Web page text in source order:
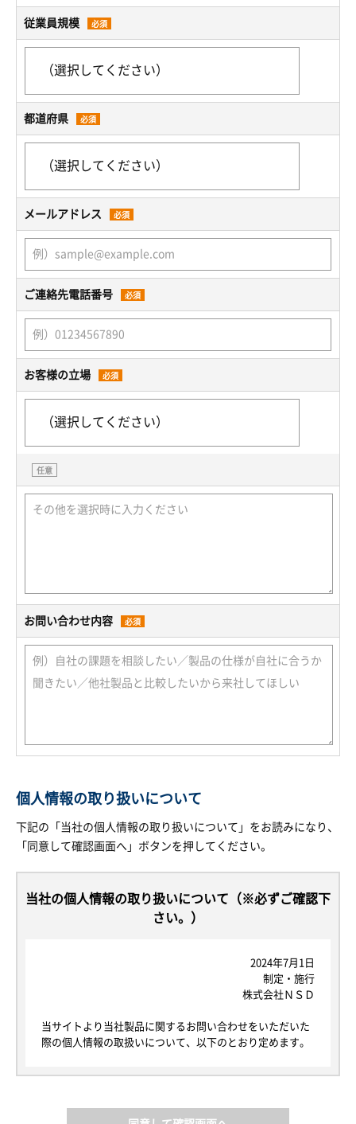
従業員規模 必須
都道府県 必須
メールアドレス 必須
ご連絡先電話番号 必須
お客様の立場 必須
任意
お問い合わせ内容 必須
個人情報の取り扱いについて
下記の「当社の個人情報の取り扱いについて」をお読みになり、
「同意して確認画面へ」ボタンを押してください。
当社の個人情報の取り扱いについて（※必ずご確認下
さい。）
2024年7月1日
制定・施行
株式会社ＮＳＤ
当サイトより当社製品に関するお問い合わせをいただいた
際の個人情報の取扱いについて、以下のとおり定めます。
1. 個人情報について
得する個人情報の保護に関する法律にいう「個人情報」を